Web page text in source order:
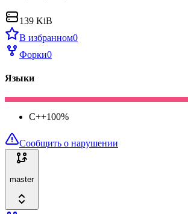
139 KiB
В избранном0
Форки0
Языки
C++100%
Сообщить о нарушении
master